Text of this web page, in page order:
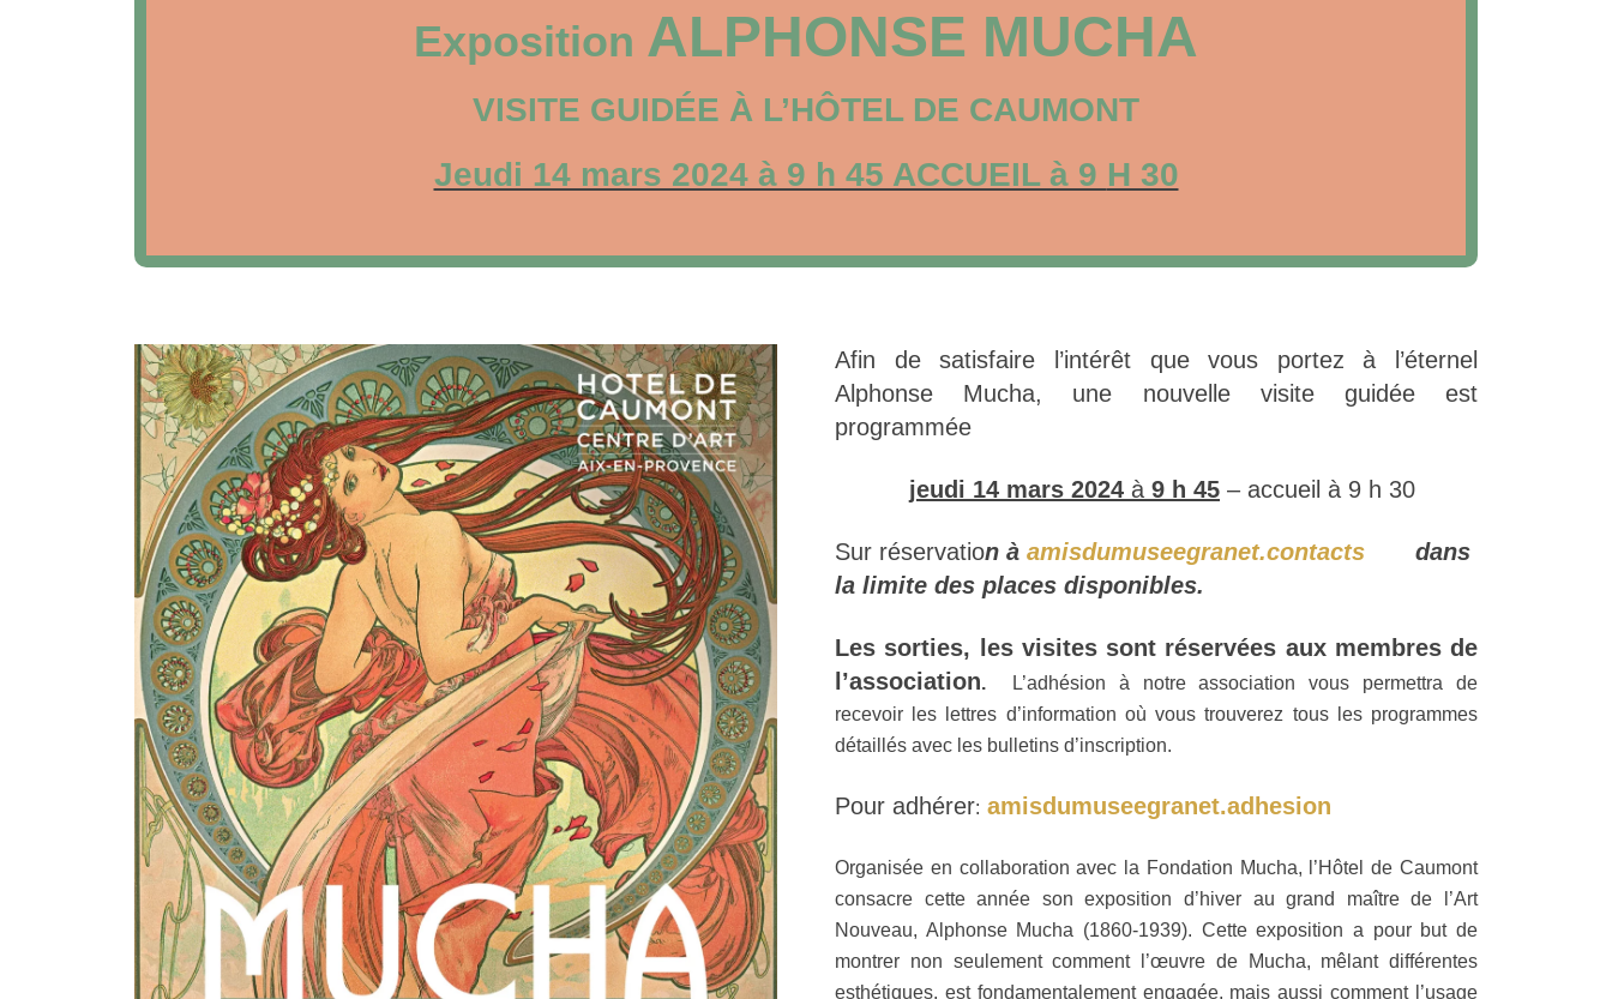
Exposition ALPHONSE MUCHA
VISITE GUIDÉE À L’HÔTEL DE CAUMONT
Jeudi 14 mars 2024 à 9 h 45 ACCUEIL à 9 H 30
Afin de satisfaire l’intérêt que vous portez à l’éternel
Alphonse Mucha, une nouvelle visite guidée est
programmée
jeudi 14 mars 2024 à 9 h 45 – accueil à 9 h 30
Sur réservation à amisdumuseegranet.contacts dans
la limite des places disponibles.
Les sorties, les visites sont réservées aux membres de
l’association.
L’adhésion à notre association vous permettra de
recevoir les lettres d’information où vous trouverez tous les programmes
détaillés avec les bulletins d’inscription.
Pour adhérer: amisdumuseegranet.adhesion
Organisée en collaboration avec la Fondation Mucha, l’Hôtel de Caumont
consacre cette année son exposition d’hiver au grand maître de l’Art
Nouveau, Alphonse Mucha (1860-1939). Cette exposition a pour but de
montrer non seulement comment l’œuvre de Mucha, mêlant différentes
esthétiques, est fondamentalement engagée, mais aussi comment l’usage